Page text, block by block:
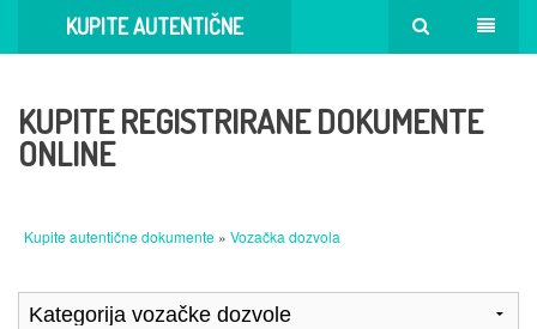
KUPITE AUTENTIČNE
KUPITE REGISTRIRANE DOKUMENTE
ONLINE
Kupite autentične dokumente » Vozačka dozvola